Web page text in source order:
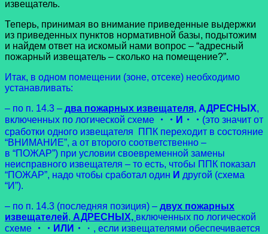
извещатель.
Теперь, принимая во внимание приведенные выдержки
из приведенных пунктов нормативной базы, подытожим
и найдем ответ на искомый нами вопрос – “адресный
пожарный извещатель – сколько на помещение?”.
Итак, в одном помещении (зоне, отсеке) необходимо
устанавливать:
– по п. 14.3 – два пожарных извещателя, АДРЕСНЫХ,
включенных по логической схеме
・・И・・ (это значит от
сработки одного извещателя ППК переходит в состояние
“ВНИМАНИЕ”, а от второго соответственно –
в “ПОЖАР”) при условии своевременной замены
неисправного извещателя – то есть, чтобы ППК показал
“ПОЖАР”, надо чтобы сработал один И другой (схема
“И”).
– по п. 14.3 (последняя позиция) – двух пожарных
извещателей, АДРЕСНЫХ, включенных по логической
схеме
・・ИЛИ・
・, если извещателями обеспечивается